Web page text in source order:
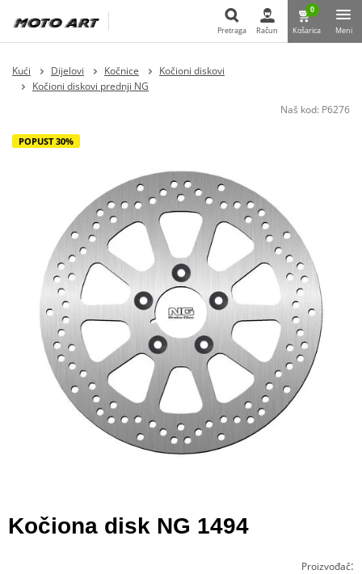
Pretraga Račun
0
Košarica Meni
Kući Dijelovi Kočnice
Kočioni diskovi
Kočioni diskovi prednji NG
Naš kod: P6276
POPUST 30%
Kočiona disk NG 1494
Proizvođač: